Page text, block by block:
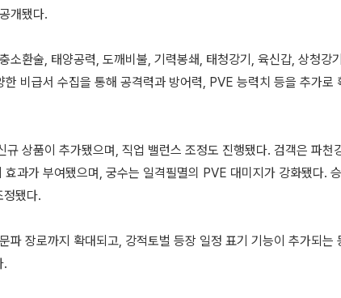
개됐다.
소환술, 태양공력, 도깨비불, 기력봉쇄, 태청강기, 육신갑, 상청강
비급서 수집을 통해 공격력과 방어력, PVE 능력치 등을 추가로
상품이 추가됐으며, 직업 밸런스 조정도 진행됐다. 검객은 파천
과가 부여됐으며, 궁수는 일격필멸의 PVE 대미지가 강화됐다.
정됐다.
파 장로까지 확대되고, 강적토벌 등장 일정 표기 기능이 추가되는
.